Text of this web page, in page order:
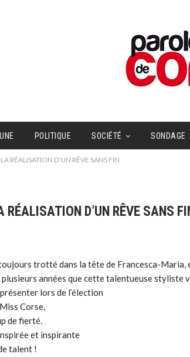
POLITIQUE SOCIÉTÉ SONDAGE
RÉALISATION D’UN RÊVE SANS FIN
D’UN RÊVE SANS
trotté dans la tête de Francesca-Maria,
années que cette talentueuse styliste
lors de l’élection
Corse,
de fierté.
et inspirante
talent !